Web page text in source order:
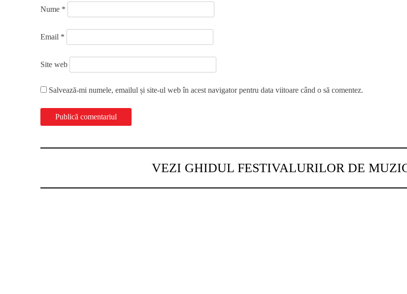
Nume *
Email *
Site web
Salvează-mi numele, emailul și site-ul web în acest navigator pentru data viitoare când o să comentez.
VEZI GHIDUL FESTIVALURILOR DE